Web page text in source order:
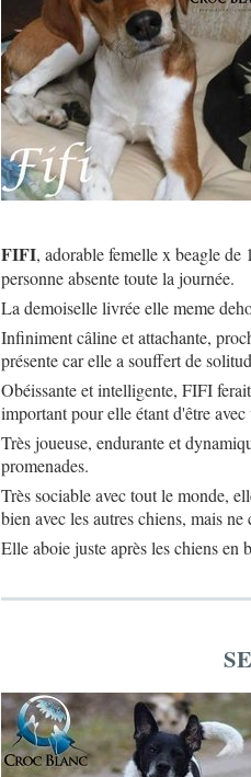
FIFI, adorable femelle x beagle de
personne absente toute la journée.
La demoiselle livrée elle meme
Infiniment câline et attachante,
présente car elle a souffert de
Obéissante et intelligente, FIFI
important pour elle étant d'être avec
Très joueuse, endurante et
promenades.
Très sociable avec tout le monde,
bien avec les autres chiens, mais ne
Elle aboie juste après les chiens en